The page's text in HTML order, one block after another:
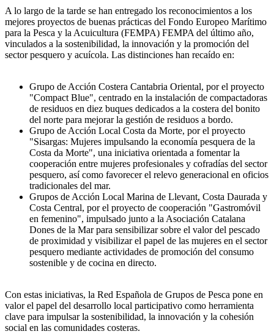
A lo largo de la tarde se han entregado los reconocimientos a los
mejores proyectos de buenas prácticas del Fondo Europeo Marítimo
para la Pesca y la Acuicultura (FEMPA) FEMPA del último año,
vinculados a la sostenibilidad, la innovación y la promoción del
sector pesquero y acuícola. Las distinciones han recaído en:
Grupo de Acción Costera Cantabria Oriental, por el proyecto
"Compact Blue", centrado en la instalación de compactadoras
de residuos en diez buques dedicados a la costera del bonito
del norte para mejorar la gestión de residuos a bordo.
Grupo de Acción Local Costa da Morte, por el proyecto
"Sisargas: Mujeres impulsando la economía pesquera de la
Costa da Morte", una iniciativa orientada a fomentar la
cooperación entre mujeres profesionales y cofradías del sector
pesquero, así como favorecer el relevo generacional en oficios
tradicionales del mar.
Grupos de Acción Local Marina de Llevant, Costa Daurada y
Costa Central, por el proyecto de cooperación "Gastromóvil
en femenino", impulsado junto a la Asociación Catalana
Dones de la Mar para sensibilizar sobre el valor del pescado
de proximidad y visibilizar el papel de las mujeres en el sector
pesquero mediante actividades de promoción del consumo
sostenible y de cocina en directo.
Con estas iniciativas, la Red Española de Grupos de Pesca pone en
valor el papel del desarrollo local participativo como herramienta
clave para impulsar la sostenibilidad, la innovación y la cohesión
social en las comunidades costeras.